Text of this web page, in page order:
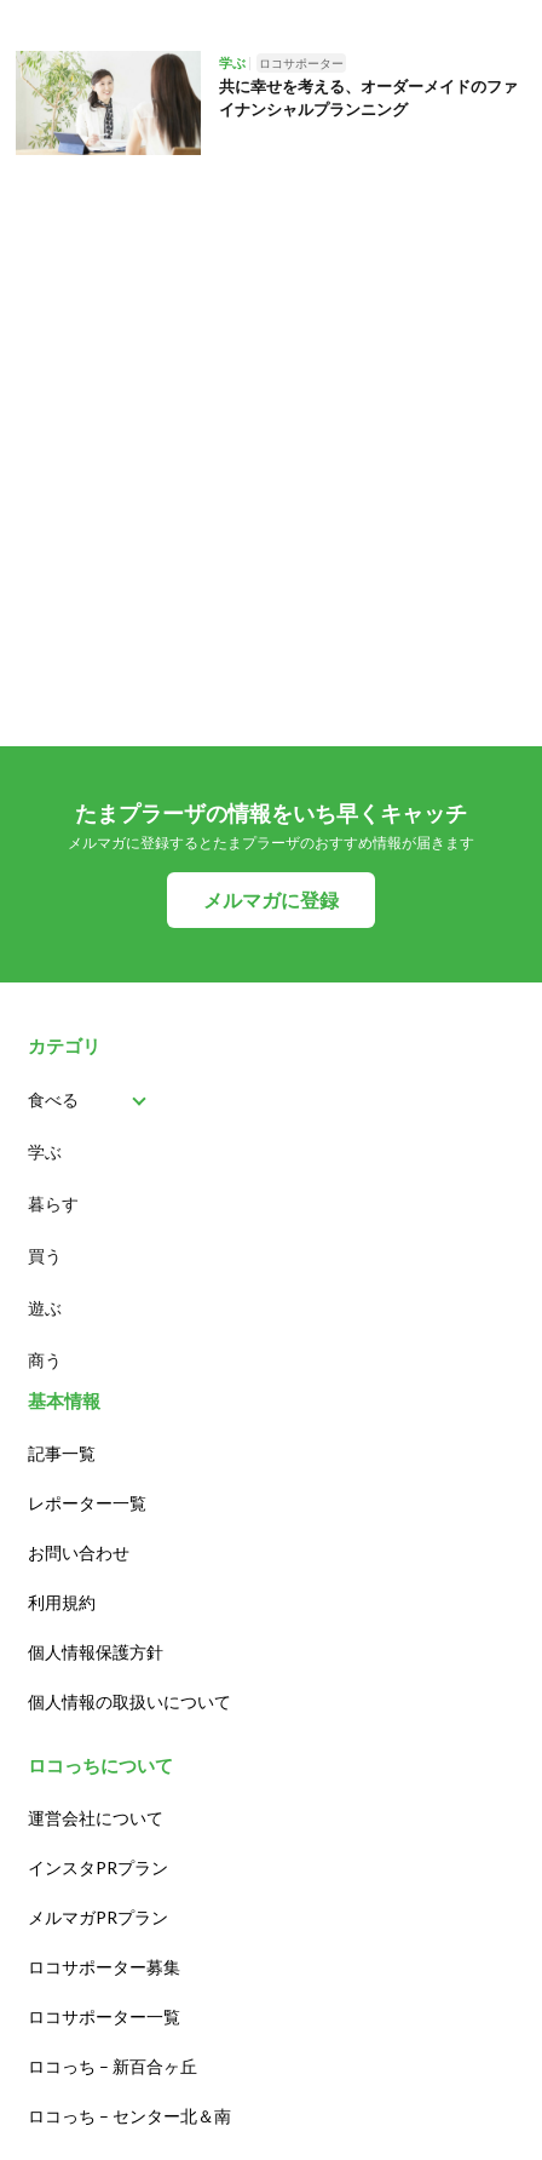
学ぶ ロコサポーター
共に幸せを考える、オーダーメイドのファ
イナンシャルプランニング
たまプラーザの情報をいち早くキャッチ
メルマガに登録するとたまプラーザのおすすめ情報が届きます
メルマガに登録
カテゴリ
食べる
パン
スイーツ
ランチ
カフェ
学ぶ
暮らす
買う
遊ぶ
商う
基本情報
記事一覧
レポーター一覧
お問い合わせ
利用規約
個人情報保護方針
個人情報の取扱いについて
ロコっちについて
運営会社について
インスタPRプラン
メルマガPRプラン
ロコサポーター募集
ロコサポーター一覧
ロコっち – 新百合ヶ丘
ロコっち – センター北＆南